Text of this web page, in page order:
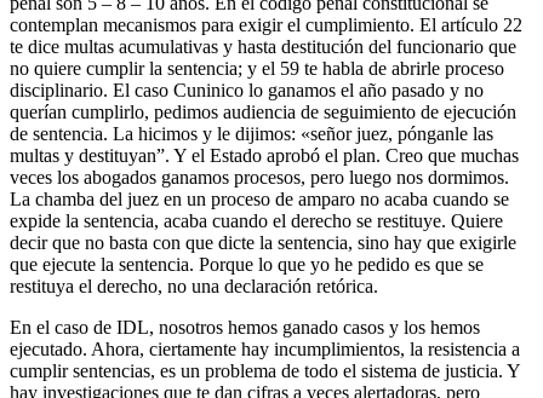
contemplan mecanismos para exigir el cumplimiento. El artículo 22
te dice multas acumulativas y hasta destitución del funcionario que
no quiere cumplir la sentencia; y el 59 te habla de abrirle proceso
disciplinario. El caso Cuninico lo ganamos el año pasado y no
querían cumplirlo, pedimos audiencia de seguimiento de ejecución
de sentencia. La hicimos y le dijimos: «señor juez, pónganle las
multas y destituyan”. Y el Estado aprobó el plan. Creo que muchas
veces los abogados ganamos procesos, pero luego nos dormimos.
La chamba del juez en un proceso de amparo no acaba cuando se
expide la sentencia, acaba cuando el derecho se restituye. Quiere
decir que no basta con que dicte la sentencia, sino hay que exigirle
que ejecute la sentencia. Porque lo que yo he pedido es que se
restituya el derecho, no una declaración retórica.
En el caso de IDL, nosotros hemos ganado casos y los hemos
ejecutado. Ahora, ciertamente hay incumplimientos, la resistencia a
cumplir sentencias, es un problema de todo el sistema de justicia. Y
hay investigaciones que te dan cifras a veces alertadoras, pero